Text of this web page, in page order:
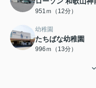
951ｍ（12分）
幼稚園
たちばな幼稚園
996ｍ（13分）